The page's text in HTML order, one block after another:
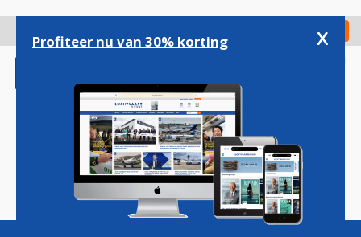
gaan
Check in
Magazine Podcasts Vacatures
Profiteer nu van 30% korting x